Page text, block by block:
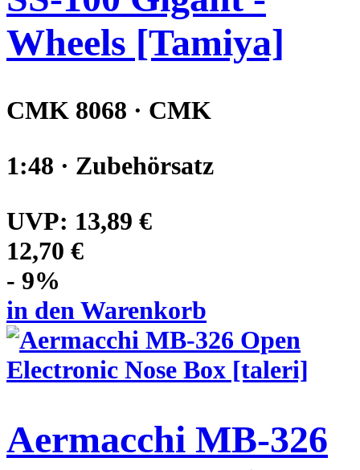
Wheels [Tamiya]
CMK 8068 · CMK
1:48 · Zubehörsatz
UVP: 13,89 €
12,70 €
- 9%
in den Warenkorb
Aermacchi MB-326